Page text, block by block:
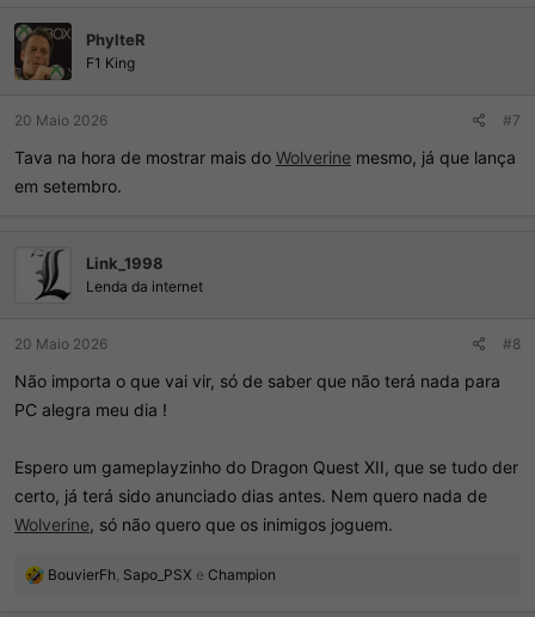
PhylteR
F1 King
20 Maio 2026 #7
Tava na hora de mostrar mais do Wolverine mesmo, já que lança
em setembro.
Link_1998
Lenda da internet
20 Maio 2026 #8
Não importa o que vai vir, só de saber que não terá nada para
PC alegra meu dia !
Espero um gameplayzinho do Dragon Quest XII, que se tudo der
certo, já terá sido anunciado dias antes. Nem quero nada de
Wolverine, só não quero que os inimigos joguem.
R
BouvierFh Sapo_PSX e Champion